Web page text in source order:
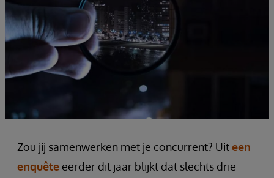
Zou jij samenwerken met je concurrent? Uiteen
enquête eerder dit jaar blijkt dat slechts drie